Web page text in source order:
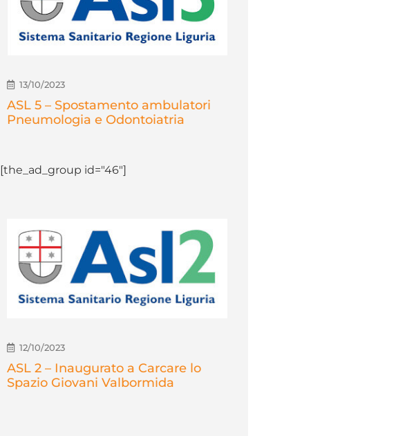
13/10/2023
ASL 5 – Spostamento ambulatori
Pneumologia e Odontoiatria
[the_ad_group id="46"]
12/10/2023
ASL 2 – Inaugurato a Carcare lo
Spazio Giovani Valbormida